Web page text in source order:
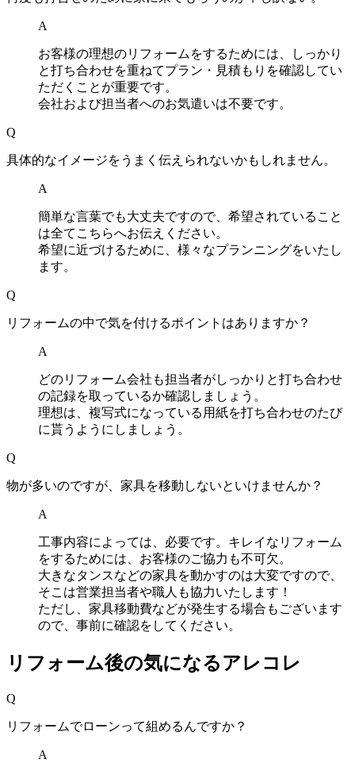
A
お客様の理想のリフォームをするためには、しっかり
と打ち合わせを重ねてプラン・見積もりを確認してい
ただくことが重要です。
会社および担当者へのお気遣いは不要です。
Q
具体的なイメージをうまく伝えられないかもしれません。
A
簡単な言葉でも大丈夫ですので、希望されていること
は全てこちらへお伝えください。
希望に近づけるために、様々なプランニングをいたし
ます。
Q
リフォームの中で気を付けるポイントはありますか？
A
どのリフォーム会社も担当者がしっかりと打ち合わせ
の記録を取っているか確認しましょう。
理想は、複写式になっている用紙を打ち合わせのたび
に貰うようにしましょう。
Q
物が多いのですが、家具を移動しないといけませんか？
A
工事内容によっては、必要です。キレイなリフォーム
をするためには、お客様のご協力も不可欠。
大きなタンスなどの家具を動かすのは大変ですので、
そこは営業担当者や職人も協力いたします！
ただし、家具移動費などが発生する場合もございます
ので、事前に確認をしてください。
リフォーム後の気になるアレコレ
Q
リフォームでローンって組めるんですか？
A